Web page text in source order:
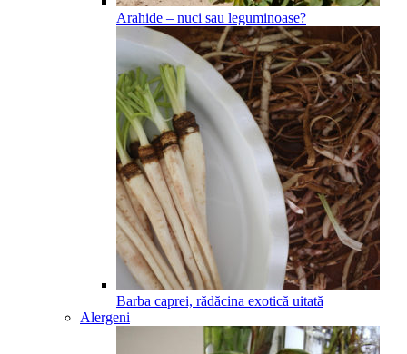
Arahide – nuci sau leguminoase?
Barba caprei, rădăcina exotică uitată
Alergeni